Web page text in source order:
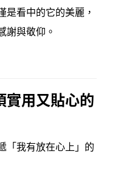
看中的它的美麗，
謝與敬仰。
實用又貼心的
「我有放在心上」的